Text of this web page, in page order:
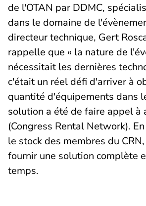
de l'OTAN par DDMC,
dans le domaine de
directeur technique, Gert
rappelle que « la nature de
nécessitait les dernières
c'était un réel défi d'arriver à
quantité d'équipements dans
solution a été de faire appel à
(Congress Rental Network).
le stock des membres du CRN,
fournir une solution complète
temps.